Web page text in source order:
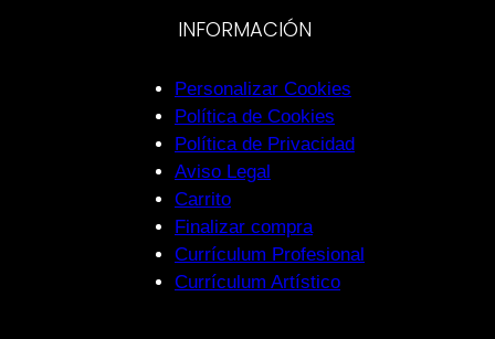
INFORMACIÓN
Personalizar Cookies
Política de Cookies
Política de Privacidad
Aviso Legal
Carrito
Finalizar compra
Currículum Profesional
Currículum Artístico